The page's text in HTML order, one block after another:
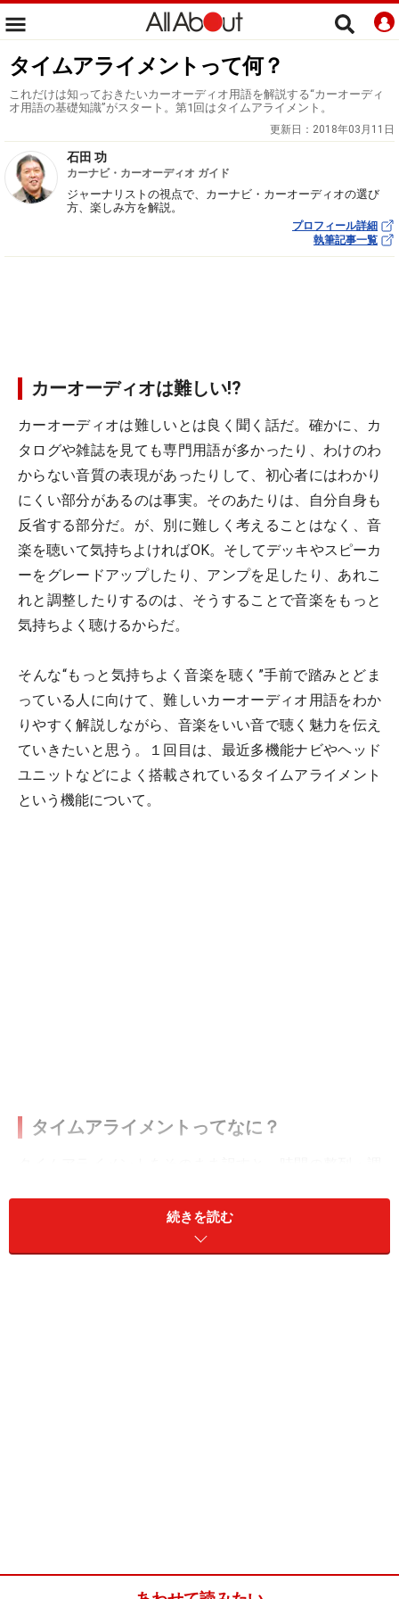
タイムアライメントって何？
これだけは知っておきたいカーオーディオ用語を解説する“カーオーディ
オ用語の基礎知識”がスタート。第1回はタイムアライメント。
更新日： 2018年03月11日
石田 功
カーナビ・カーオーディオ ガイド
ジャーナリストの視点で、カーナビ・カーオーディオの選び
方、楽しみ方を解説。
プロフィール詳細
執筆記事一覧
カーオーディオは難しい!?
カーオーディオは難しいとは良く聞く話だ。確かに、カ
タログや雑誌を見ても専門用語が多かったり、わけのわ
からない音質の表現があったりして、初心者にはわかり
にくい部分があるのは事実。そのあたりは、自分自身も
反省する部分だ。が、別に難しく考えることはなく、音
楽を聴いて気持ちよければOK。そしてデッキやスピーカ
ーをグレードアップしたり、アンプを足したり、あれこ
れと調整したりするのは、そうすることで音楽をもっと
気持ちよく聴けるからだ。
そんな“もっと気持ちよく音楽を聴く”手前で踏みとどま
っている人に向けて、難しいカーオーディオ用語をわか
りやすく解説しながら、音楽をいい音で聴く魅力を伝え
ていきたいと思う。１回目は、最近多機能ナビやヘッド
ユニットなどによく搭載されているタイムアライメント
という機能について。
タイムアライメントってなに？
は“音が耳に到達する時間を整える”という意味で使われ
ている。なぜ、カーオーディオでそんな機能が重宝され
続きを読む